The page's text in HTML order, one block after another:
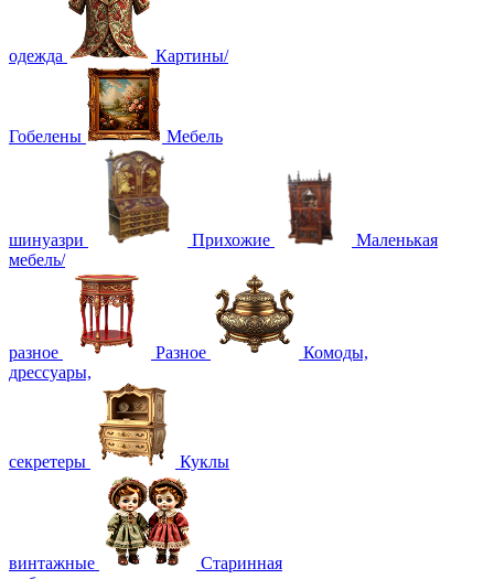
одежда Картины/
Гобелены Мебель
шинуазри Прихожие
Маленькая
мебель/
разное Разное
Комоды,
дрессуары,
секретеры Куклы
винтажные
Старинная